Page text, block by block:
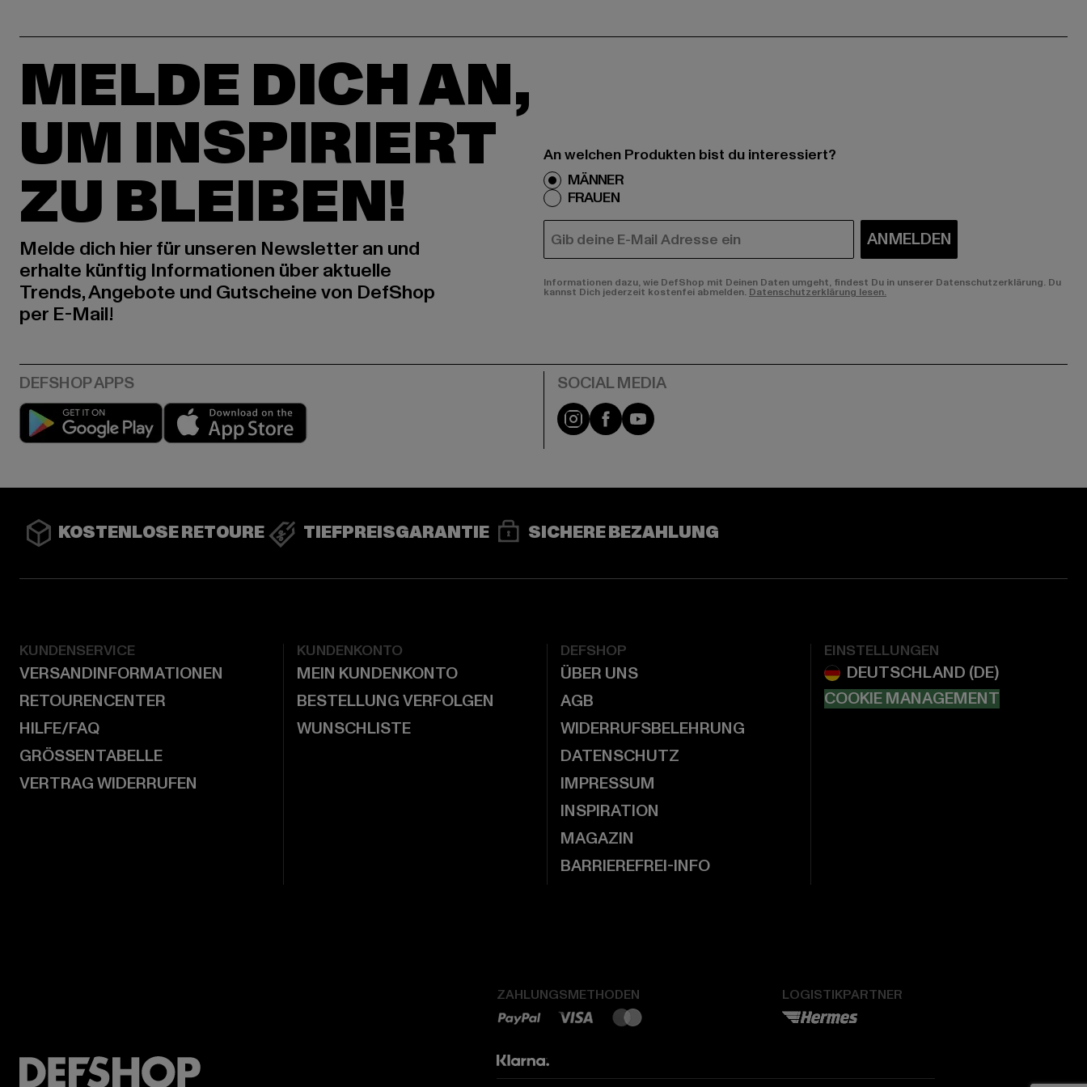
MELDE DICH AN,
UM INSPIRIERT
ZU BLEIBEN!
Melde dich hier für unseren Newsletter an und
erhalte künftig Informationen über aktuelle
Trends, Angebote und Gutscheine von DefShop
per E-Mail!
An welchen Produkten bist du interessiert?
MÄNNER
FRAUEN
E-MAIL ANMELDEN
Informationen dazu, wie DefShop mit Deinen Daten umgeht, findest Du in unserer Datenschutzerklärung. Du
kannst Dich jederzeit kostenfei abmelden. Datenschutzerklärung lesen.
Play market Instagram
FacebookYouTube
KOSTENLOSE RETOURE TIEFPREISGARANTIE SICHERE BEZAHLUNG
KUNDENSERVICE
VERSANDINFORMATIONEN
RETOURENCENTER
HILFE/FAQ
GRÖSSENTABELLE
VERTRAG WIDERRUFEN
KUNDENKONTO
MEIN KUNDENKONTO
BESTELLUNG VERFOLGEN
WUNSCHLISTE
DEFSHOP
ÜBER UNS
AGB
WIDERRUFSBELEHRUNG
DATENSCHUTZ
IMPRESSUM
INSPIRATION
MAGAZIN
BARRIEREFREI-INFO
EINSTELLUNGEN
COOKIE MANAGEMENT
ZAHLUNGSMETHODEN LOGISTIKPARTNER